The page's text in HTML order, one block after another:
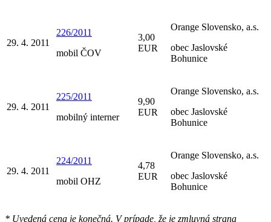
29. 4. 2011
226/2011
mobil ČOV
3,00
EUR
Orange Slovensko, a.s.
obec Jaslovské
Bohunice
29. 4. 2011
225/2011
mobilný interner
9,90
EUR
Orange Slovensko, a.s.
obec Jaslovské
Bohunice
29. 4. 2011
224/2011
mobil OHZ
4,78
EUR
Orange Slovensko, a.s.
obec Jaslovské
Bohunice
* Uvedená cena je konečná. V prípade, že je zmluvná strana